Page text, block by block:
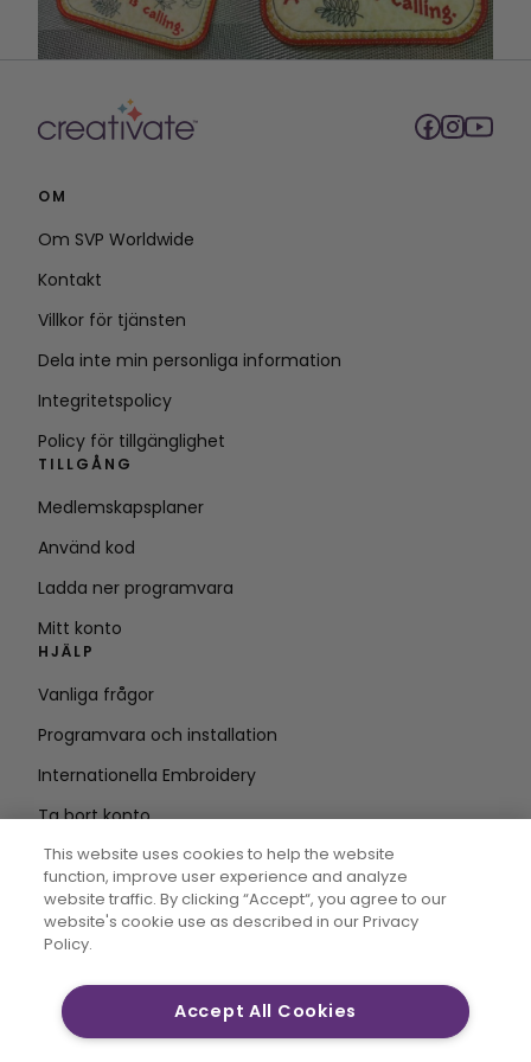
OM
Om SVP Worldwide
Kontakt
Villkor för tjänsten
Dela inte min personliga information
Integritetspolicy
Policy för tillgänglighet
TILLGÅNG
Medlemskapsplaner
Använd kod
Ladda ner programvara
Mitt konto
HJÄLP
Vanliga frågor
Programvara och installation
Internationella Embroidery
Ta bort konto
Ange e-
postadress
CREATIVATE MYSEWNET är varumärken som tillhör
This website uses cookies to help the website
function, improve user experience and analyze
website traffic. By clicking “Accept“, you agree to our
website's cookie use as described in our Privacy
Policy.
Accept All Cookies